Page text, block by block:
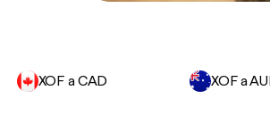
XOF a CAD XOF a